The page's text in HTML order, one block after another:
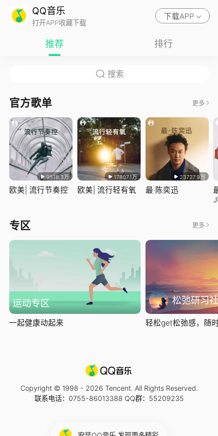
QQ音乐
打开APP收藏下载
下载APP
推荐 排行
官方歌单 更多
9518.3万
欧美| 流行节奏控
17807.1万
欧美| 流行轻有氧
23727.9万
最·陈奕迅
专区 更多
运动专区
一起健康动起来
松弛研习社
轻松get松弛感，随
Copyright © 1998 - 2026 Tencent. All Rights Reserved.
联系电话：0755-86013388 QQ群：55209235